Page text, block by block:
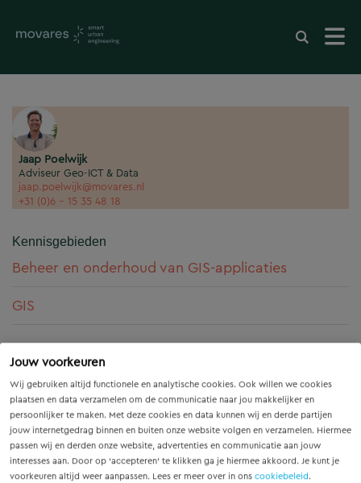
Jouw voorkeuren
Wij gebruiken altijd functionele en analytische cookies. Ook willen we cookies
plaatsen en data verzamelen om de communicatie naar jou makkelijker en
persoonlijker te maken. Met deze cookies en data kunnen wij en derde partijen
jouw internetgedrag binnen en buiten onze website volgen en verzamelen. Hiermee
passen wij en derden onze website, advertenties en communicatie aan jouw
interesses aan. Door op ‘accepteren’ te klikken ga je hiermee akkoord. Je kunt je
voorkeuren altijd weer aanpassen. Lees er meer over in ons cookiebeleid.
Kennisgebieden
Beheer en onderhoud van GIS-applicaties
GIS
Jaap Poelwijk
Adviseur Geo-ICT & Data
jaap.poelwijk@movares.nl
+31 (0)6 - 15 35 48 18